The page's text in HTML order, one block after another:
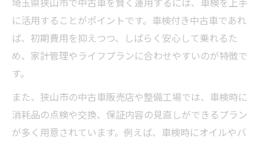
に活用することがポイントです。車検付き中古車であれ
ば、初期費用を抑えつつ、しばらく安心して乗れるた
め、家計管理やライフプランに合わせやすいのが特徴で
す。
また、狭山市の中古車販売店や整備工場では、車検時に
消耗品の点検や交換、保証内容の見直しができるプラン
が多く用意されています。例えば、車検時にオイルやバ